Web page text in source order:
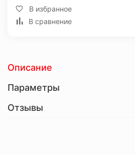
В избранное
В сравнение
Описание
Параметры
Отзывы